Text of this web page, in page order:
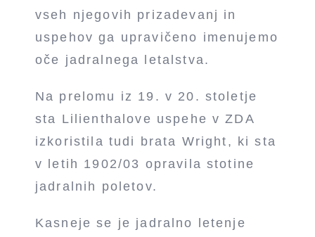
vseh njegovih prizadevanj in
uspehov ga upravičeno imenujemo
oče jadralnega letalstva.
Na prelomu iz 19. v 20. stoletje
sta Lilienthalove uspehe v ZDA
izkoristila tudi brata Wright, ki sta
v letih 1902/03 opravila stotine
jadralnih poletov.
Kasneje se je jadralno letenje